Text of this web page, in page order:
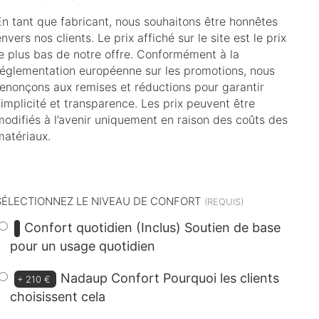
tant que fabricant, nous souhaitons être honnêtes
nos clients. Le prix affiché sur le site est le prix
plus bas de notre offre. Conformément à la
européenne sur les promotions, nous
aux remises et réductions pour garantir
et transparence. Les prix peuvent être
à l’avenir uniquement en raison des coûts des
LE NIVEAU DE CONFORT
Confort quotidien (Inclus) Soutien de base
pour un usage quotidien
+ 210 € Nadaup Confort Pourquoi les clients
choisissent cela